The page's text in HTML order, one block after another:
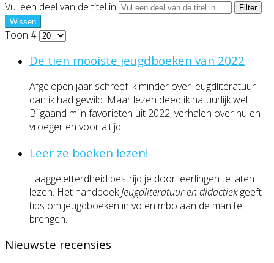
Vul een deel van de titel in
Filter
Wissen
Toon #
De tien mooiste jeugdboeken van 2022
Afgelopen jaar schreef ik minder over jeugdliteratuur
dan ik had gewild. Maar lezen deed ik natuurlijk wel.
Bijgaand mijn favorieten uit 2022, verhalen over nu en
vroeger en voor altijd.
Leer ze boeken lezen!
Laaggeletterdheid bestrijd je door leerlingen te laten
lezen. Het handboekJeugdliteratuur en didactiekgeeft
tips om jeugdboeken in vo en mbo aan de man te
brengen.
Nieuwste recensies